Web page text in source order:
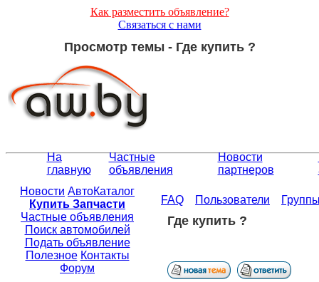
Как разместить объявление?
Связаться с нами
Просмотр темы - Где купить ?
На
главную
Частные
объявления
Новости
партнеров
Новости АвтоКаталог
Купить Запчасти
Частные объявления
Поиск автомобилей
Подать объявление
Полезное Контакты
Форум
FAQ Пользователи
Где купить ?